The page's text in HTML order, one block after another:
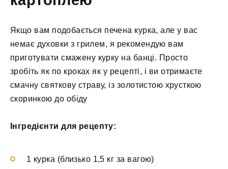
Якщо вам подобається печена курка, але у вас
немає духовки з грилем, я рекомендую вам
приготувати смажену курку на банці. Просто
зробіть як по кроках як у рецепті, і ви отримаєте
смачну святкову страву, із золотистою хрусткою
скоринкою до обіду
Інгредієнти для рецепту:
1 курка (близько 1,5 кг за вагою)